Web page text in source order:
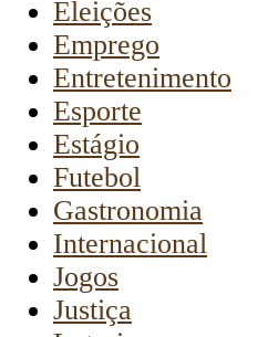
Eleições
Emprego
Entretenimento
Esporte
Estágio
Futebol
Gastronomia
Internacional
Jogos
Justiça